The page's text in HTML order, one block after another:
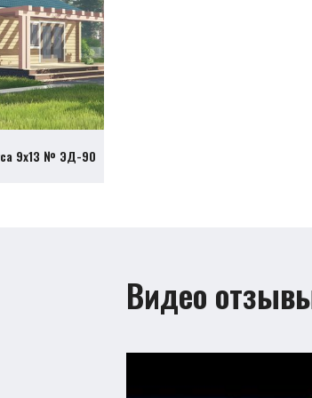
9х13 № ЭД-90
Видео